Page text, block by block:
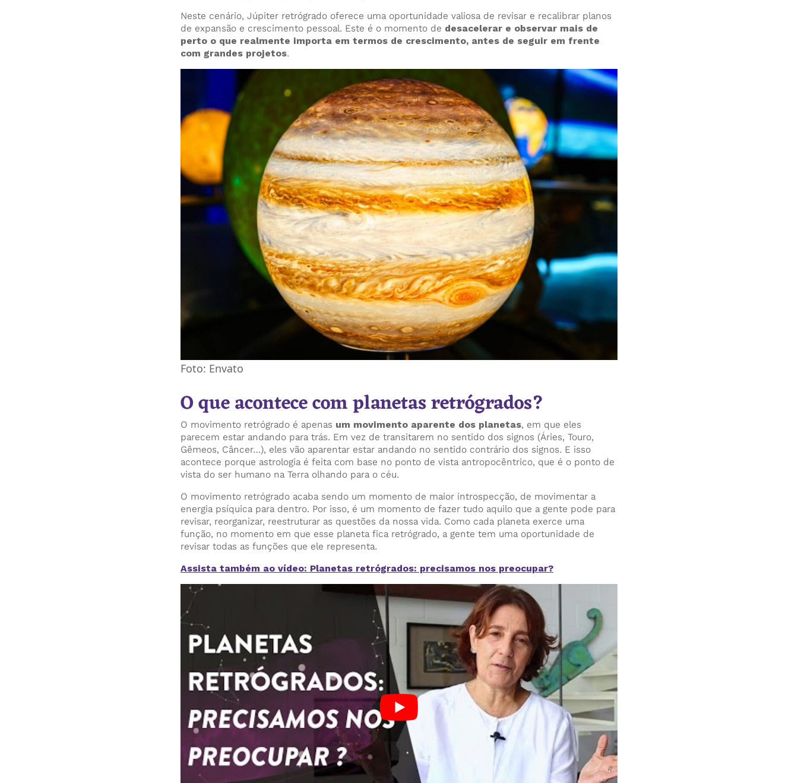
Neste cenário, Júpiter retrógrado oferece uma oportunidade valiosa de revisar e recalibrar planos
de expansão e crescimento pessoal. Este é o momento de desacelerar e observar mais de
perto o que realmente importa em termos de crescimento, antes de seguir em frente
com grandes projetos.
Foto: Envato
O que acontece com planetas retrógrados?
O movimento retrógrado é apenas um movimento aparente dos planetas, em que eles
parecem estar andando para trás. Em vez de transitarem no sentido dos signos (Áries, Touro,
Gêmeos, Câncer…), eles vão aparentar estar andando no sentido contrário dos signos. E isso
acontece porque astrologia é feita com base no ponto de vista antropocêntrico, que é o ponto de
vista do ser humano na Terra olhando para o céu.
O movimento retrógrado acaba sendo um momento de maior introspecção, de movimentar a
energia psíquica para dentro. Por isso, é um momento de fazer tudo aquilo que a gente pode para
revisar, reorganizar, reestruturar as questões da nossa vida. Como cada planeta exerce uma
função, no momento em que esse planeta fica retrógrado, a gente tem uma oportunidade de
revisar todas as funções que ele representa.
Assista também ao vídeo: Planetas retrógrados: precisamos nos preocupar?